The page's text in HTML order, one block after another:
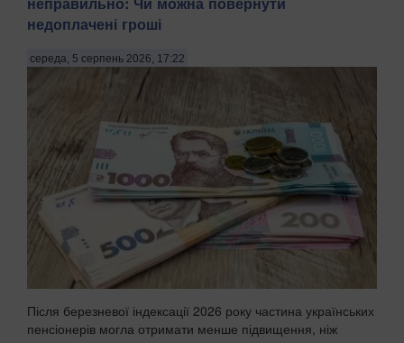
недоплачені гроші
середа, 5 серпень 2026, 17:22
Після березневої індексації 2026 року частина українських
пенсіонерів могла отримати менше підвищення, ніж